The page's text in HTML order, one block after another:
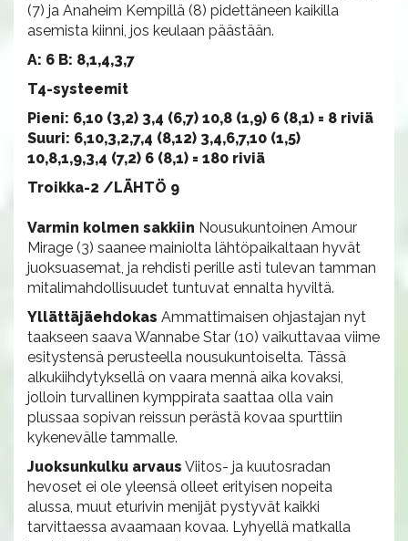
(7) ja Anaheim Kempillä (8) pidettäneen kaikilla
asemista kiinni, jos keulaan päästään.
A: 6 B: 8,1,4,3,7
T4-systeemit
Pieni: 6,10 (3,2) 3,4 (6,7) 10,8 (1,9) 6 (8,1) = 8 riviä
Suuri: 6,10,3,2,7,4 (8,12) 3,4,6,7,10 (1,5)
10,8,1,9,3,4 (7,2) 6 (8,1) = 180 riviä
Troikka-2 /LÄHTÖ 9
Varmin kolmen sakkiin Nousukuntoinen Amour
Mirage (3) saanee mainiolta lähtöpaikaltaan hyvät
juoksuasemat, ja rehdisti perille asti tulevan tamman
mitalimahdollisuudet tuntuvat ennalta hyviltä.
Yllättäjäehdokas Ammattimaisen ohjastajan nyt
taakseen saava Wannabe Star (10) vaikuttavaa viime
esitystensä perusteella nousukuntoiselta. Tässä
alkukiihdytyksellä on vaara mennä aika kovaksi,
jolloin turvallinen kymppirata saattaa olla vain
plussaa sopivan reissun perästä kovaa spurttiin
kykenevälle tammalle.
Juoksunkulku arvaus Viitos- ja kuutosradan
hevoset ei ole yleensä olleet erityisen nopeita
alussa, muut eturivin menijät pystyvät kaikki
tarvittaessa avaamaan kovaa. Lyhyellä matkalla